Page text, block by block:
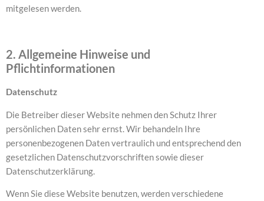
mitgelesen werden.
2. Allgemeine Hinweise und
Pflichtinformationen
Datenschutz
Die Betreiber dieser Website nehmen den Schutz Ihrer
persönlichen Daten sehr ernst. Wir behandeln Ihre
personenbezogenen Daten vertraulich und entsprechend den
gesetzlichen Datenschutzvorschriften sowie dieser
Datenschutzerklärung.
Wenn Sie diese Website benutzen, werden verschiedene